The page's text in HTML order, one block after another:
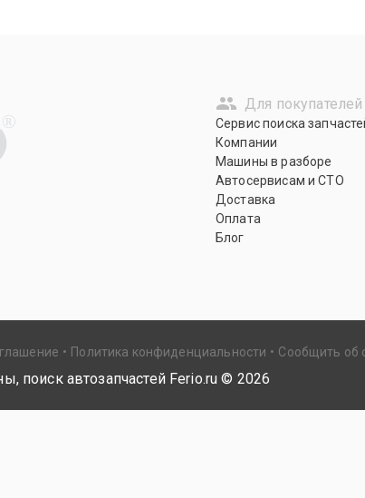
R
Для покупателей
Сервис поиска
Компании
Машины в разборе
Автосервисам и СТО
Доставка
Оплата
Блог
Политика конфиденциальности Сообщить об
поиск автозапчастей Ferio.ru © 2026